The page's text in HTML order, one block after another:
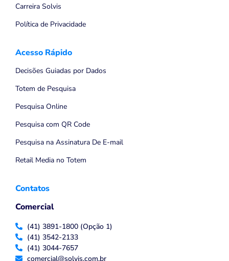
Carreira Solvis
Política de Privacidade
Acesso Rápido
Decisões Guiadas por Dados
Totem de Pesquisa
Pesquisa Online
Pesquisa com QR Code
Pesquisa na Assinatura De E-mail
Retail Media no Totem
Contatos
Comercial
(41) 3891-1800 (Opção 1)
(41) 3542-2133
(41) 3044-7657
comercial@solvis.com.br